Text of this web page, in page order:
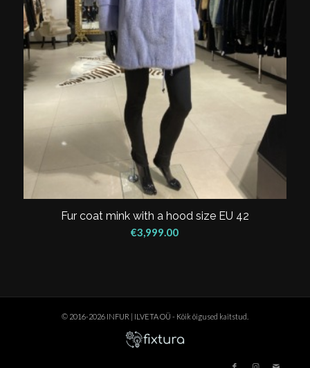
Fur coat mink with a hood size EU 42
€3,999.00
© 2016-2026 INFUR | ILVETA OÜ - Kõik õigused kaitstud.